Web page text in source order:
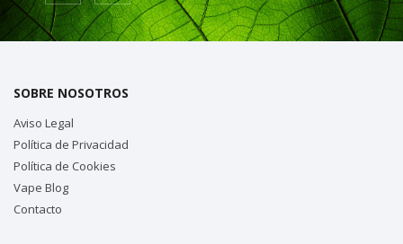
SOBRE NOSOTROS
Aviso Legal
Política de Privacidad
Política de Cookies
Vape Blog
Contacto